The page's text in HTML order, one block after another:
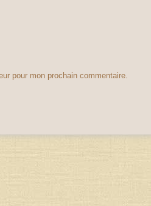
pour mon prochain commentaire.